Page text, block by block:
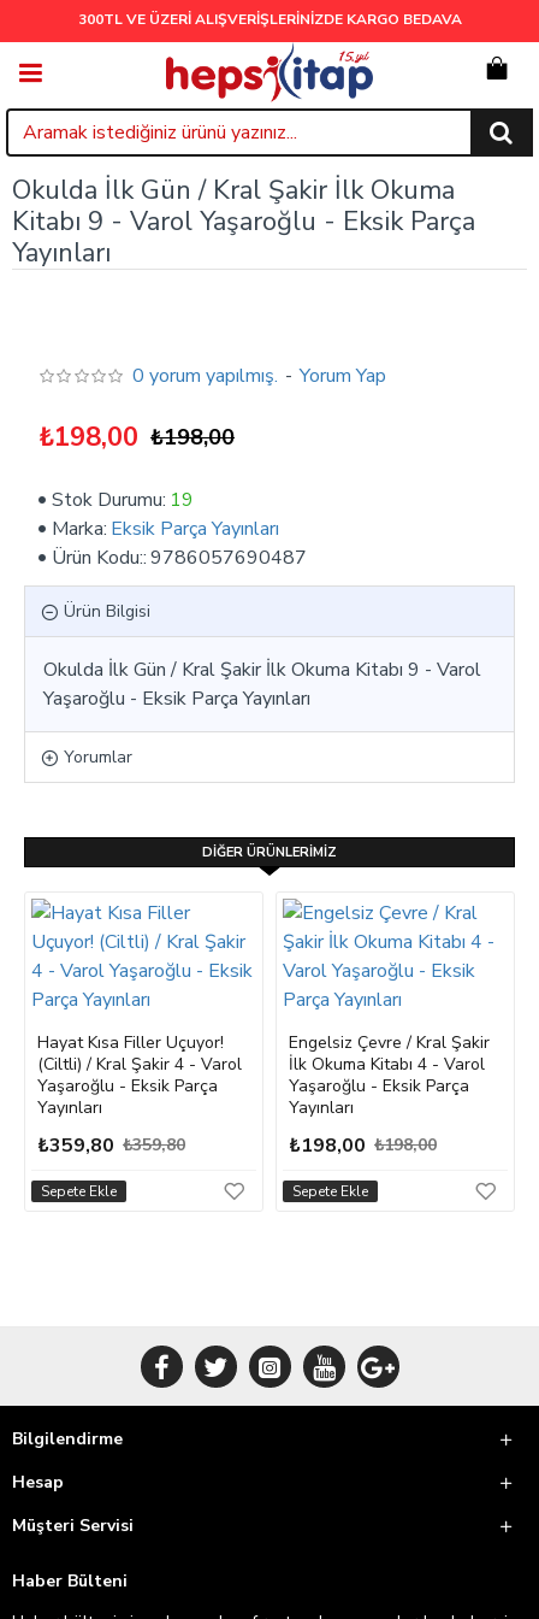
300TL VE ÜZERİ ALIŞVERİŞLERİNİZDE KARGO BEDAVA
Okulda İlk Gün / Kral Şakir İlk Okuma
Kitabı 9 - Varol Yaşaroğlu - Eksik Parça
Yayınları
Stok Durumu: 19
Marka: Eksik Parça Yayınları
Ürün Kodu::9786057690487
0 yorum yapılmış. - Yorum Yap
₺198,00 ₺198,00
Ürün Bilgisi
Okulda İlk Gün / Kral Şakir İlk Okuma Kitabı 9 - Varol
Yaşaroğlu - Eksik Parça Yayınları
Yorumlar
DIĞER ÜRÜNLERIMIZ
Hayat Kısa Filler Uçuyor!
(Ciltli) / Kral Şakir 4 - Varol
Yaşaroğlu - Eksik Parça
Yayınları
₺359,80 ₺359,80
Sepete Ekle
Engelsiz Çevre / Kral Şakir
İlk Okuma Kitabı 4 - Varol
Yaşaroğlu - Eksik Parça
Yayınları
₺198,00 ₺198,00
Sepete Ekle
Bilgilendirme
Hesap
Müşteri Servisi
Haber Bülteni